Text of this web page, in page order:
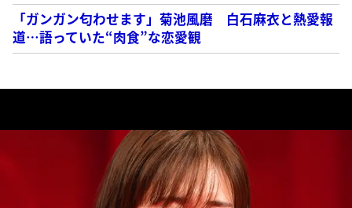
「ガンガン匂わせます」菊池風磨 白石麻衣と熱愛報
道…語っていた“肉食”な恋愛観